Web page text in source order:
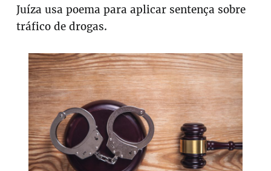
Juíza usa poema para aplicar sentença sobre
tráfico de drogas.